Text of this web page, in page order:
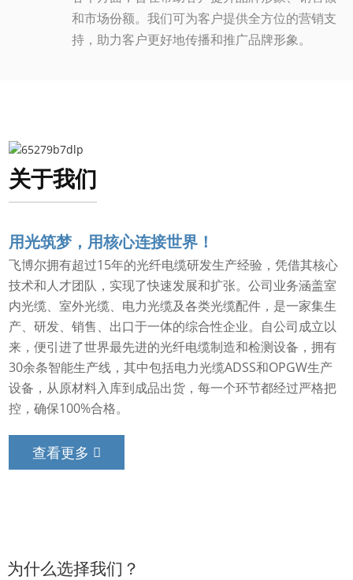
和市场份额。我们可为客户提供全方位的营销支
持，助力客户更好地传播和推广品牌形象。
关于我们
用光筑梦，用核心连接世界！
飞博尔拥有超过15年的光纤电缆研发生产经验，凭借其核心
技术和人才团队，实现了快速发展和扩张。公司业务涵盖室
内光缆、室外光缆、电力光缆及各类光缆配件，是一家集生
产、研发、销售、出口于一体的综合性企业。自公司成立以
来，便引进了世界最先进的光纤电缆制造和检测设备，拥有
30余条智能生产线，其中包括电力光缆ADSS和OPGW生产
设备，从原材料入库到成品出货，每一个环节都经过严格把
控，确保100%合格。
查看更多
为什么选择我们？